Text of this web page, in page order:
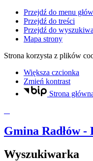
Przejdź do menu
Przejdź do treści
Przejdź do
Mapa strony
Strona korzysta z plików
Większa czcionka
Zmień kontrast
Strona
Gmina Radłów-
Wyszukiwarka